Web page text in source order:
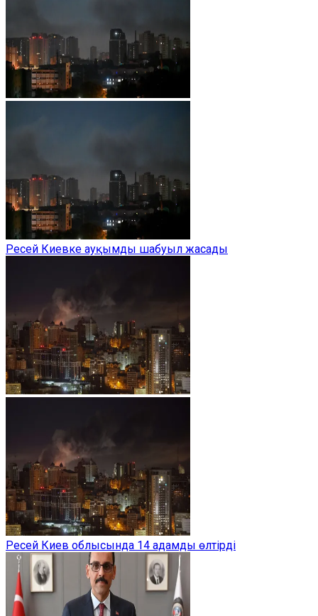
Ресей Киевке ауқымды шабуыл жасады
Ресей Киев облысында 14 адамды өлтірді